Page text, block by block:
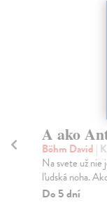
A ako
Böhm David |
Na svete už nie
ľudská noha.
Do 5 dní